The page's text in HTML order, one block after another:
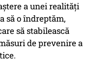
a unei realități
să o îndreptăm,
să stabilească
de prevenire a